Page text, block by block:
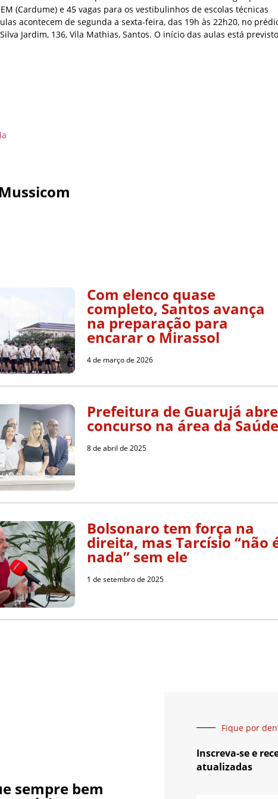
(Cardume) e 45 vagas para os vestibulinhos de escolas técnicas
acontecem de segunda a sexta-feira, das 19h às 22h20, no
Jardim, 136, Vila Mathias, Santos. O início das aulas está previsto
Mussicom
Com elenco quase
completo, Santos avança
na preparação para
encarar o Mirassol
4 de março de 2026
Prefeitura de Guarujá abre
concurso na área da Saúde
8 de abril de 2025
Bolsonaro tem força na
direita, mas Tarcísio “não
nada” sem ele
1 de setembro de 2025
sempre bem
Fique por
Inscreva-se e
atualizadas